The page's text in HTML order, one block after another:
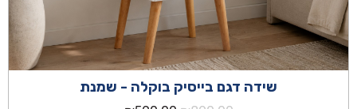
שידה דגם בייסיק בוקלה - שמנת